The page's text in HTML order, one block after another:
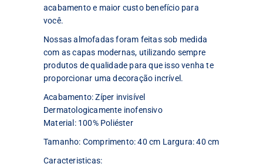
acabamento e maior custo benefício para
você.
Nossas almofadas foram feitas sob medida
com as capas modernas, utilizando sempre
produtos de qualidade para que isso venha te
proporcionar uma decoração incrível.
Acabamento: Zíper invisível
Dermatologicamente inofensivo
Material: 100% Poliéster
Tamanho: Comprimento: 40 cm Largura: 40 cm
Caracteristicas: